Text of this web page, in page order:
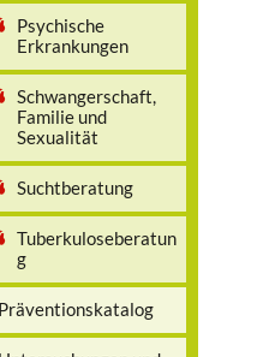
Psychische
Erkrankungen
Schwangerschaft,
Familie und
Sexualität
Suchtberatung
Tuberkuloseberatun
g
Präventionskatalog